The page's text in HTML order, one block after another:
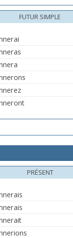
FUTUR SIMPLE
PRÉSENT